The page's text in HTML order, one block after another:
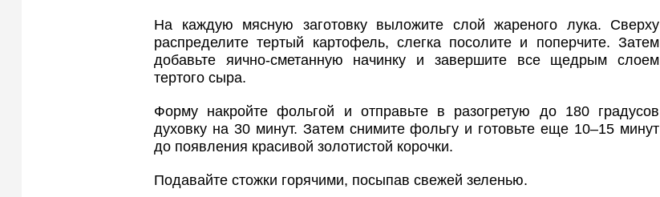
На каждую мясную заготовку выложите слой жареного лука. Сверху
распределите тертый картофель, слегка посолите и поперчите. Затем
добавьте яично-сметанную начинку и завершите все щедрым слоем
тертого сыра.
Форму накройте фольгой и отправьте в разогретую до 180 градусов
духовку на 30 минут. Затем снимите фольгу и готовьте еще 10–15 минут
до появления красивой золотистой корочки.
Подавайте стожки горячими, посыпав свежей зеленью.